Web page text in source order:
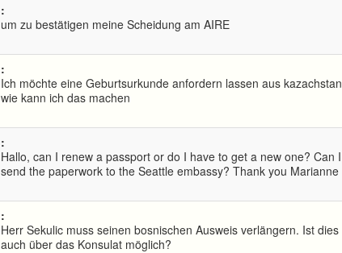
:
um zu bestätigen meine Scheidung am AIRE
:
Ich möchte eine Geburtsurkunde anfordern lassen aus kazachstan
wie kann ich das machen
:
Hallo, can I renew a passport or do I have to get a new one? Can I
send the paperwork to the Seattle embassy? Thank you Marianne
:
Herr Sekulic muss seinen bosnischen Ausweis verlängern. Ist dies
auch über das Konsulat möglich?